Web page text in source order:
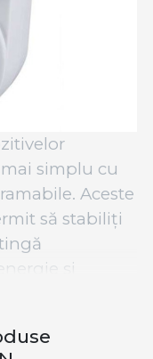
simplu cu
Aceste
să stabiliți
și
sunt ușor de